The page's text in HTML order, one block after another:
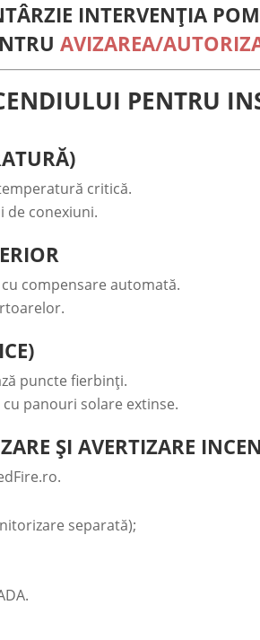
INTERVENȚIA
AVIZAREA/
PENTRU
critică.
de conexiuni.
compensare automată.
puncte fierbinți.
panouri solare extinse.
ȘI AVERTIZARE
separată);